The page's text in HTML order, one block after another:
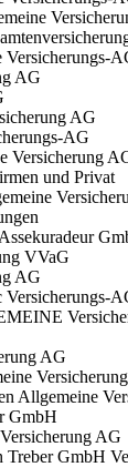
AG
AG
AG
Versicherung
und Privat
VVaG
AG
AG
Allgemeine
GmbH
AG
GmbH